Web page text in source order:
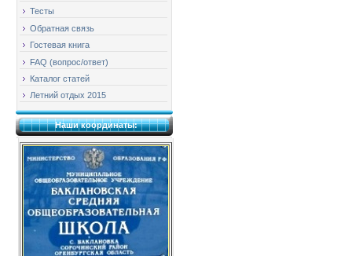
Тесты
Обратная связь
Гостевая книга
FAQ (вопрос/ответ)
Каталог статей
Летний отдых 2015
Наши координаты: